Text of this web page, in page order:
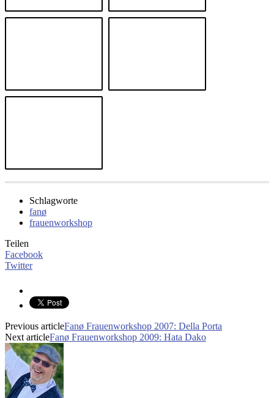
Schlagworte
fanø
frauenworkshop
Teilen
Facebook
Twitter
Previous articleFanø Frauenworkshop 2007: Della Porta
Next articleFanø Frauenworkshop 2009: Hata Dako